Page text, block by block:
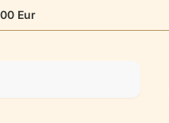
Eur